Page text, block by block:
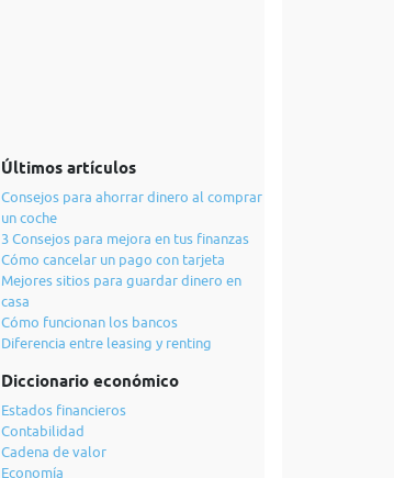
Últimos artículos
Consejos para ahorrar dinero al comprar
un coche
3 Consejos para mejora en tus finanzas
Cómo cancelar un pago con tarjeta
Mejores sitios para guardar dinero en
casa
Cómo funcionan los bancos
Diferencia entre leasing y renting
Diccionario económico
Estados financieros
Contabilidad
Cadena de valor
Economía